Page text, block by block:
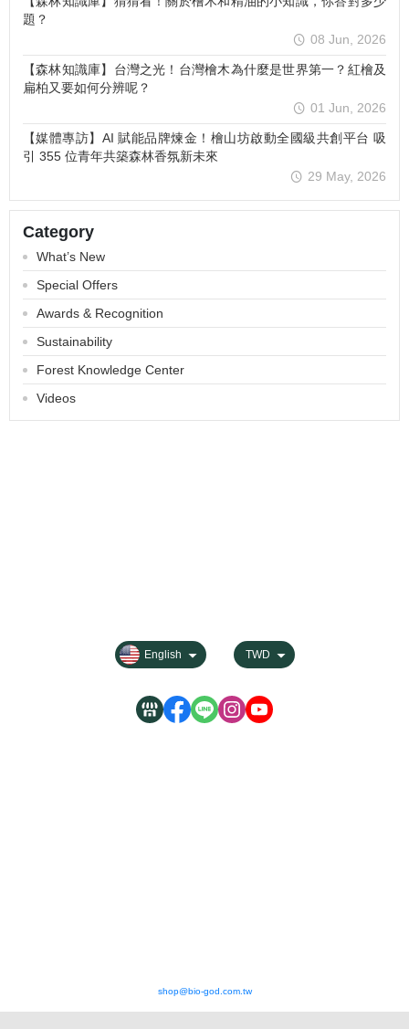
題？
08 Jun, 2026
【森林知識庫】台灣之光！台灣檜木為什麼是世界第一？紅檜及
扁柏又要如何分辨呢？
01 Jun, 2026
【媒體專訪】AI 賦能品牌煉金！檜山坊啟動全國級共創平台 吸
引 355 位青年共築森林香氛新未來
29 May, 2026
Category
What’s New
Special Offers
Awards & Recognition
Sustainability
Forest Knowledge Center
Videos
shop@bio-god.com.tw
English TWD